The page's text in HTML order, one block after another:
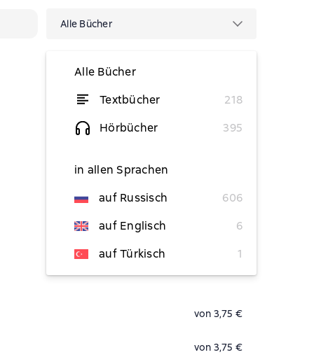
Alle Bücher
Alle Bücher
Textbücher
218
Hörbücher
395
in allen Sprachen
auf Russisch
606
auf Englisch
6
auf Türkisch
1
von 3,21 €
von 2,99 €
von 4,50 €
von 3,75 €
von 3,75 €